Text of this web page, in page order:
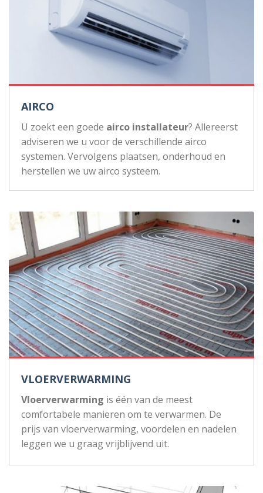
AIRCO
U zoekt een goede airco installateur? Allereerst
adviseren we u voor de verschillende airco
systemen. Vervolgens plaatsen, onderhoud en
herstellen we uw airco systeem.
VLOERVERWARMING
Vloerverwarming is één van de meest
comfortabele manieren om te verwarmen. De
prijs van vloerverwarming, voordelen en nadelen
leggen we u graag vrijblijvend uit.